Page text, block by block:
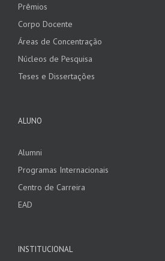
Prêmios
Corpo Docente
Áreas de Concentração
Núcleos de Pesquisa
Teses e Dissertações
ALUNO
Alumni
Programas Internacionais
Centro de Carreira
EAD
INSTITUCIONAL